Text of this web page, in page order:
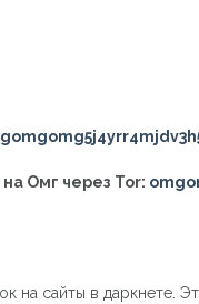
Омг через Tor:
на сайты в даркнете.